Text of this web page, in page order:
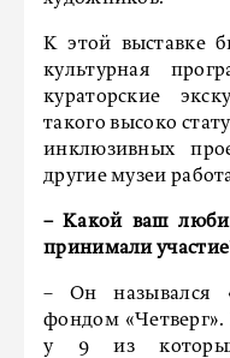
К этой выставке
культурная
кураторские
такого высоко
инклюзивных
другие музеи
– Какой ваш
принимали
– Он назывался
фондом
у 9 из